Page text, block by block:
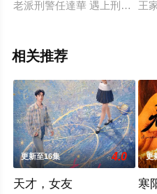
老派刑警任達華 遇上刑警队王
相关推荐
更新至16集 4.0
天才，女友
更
寒